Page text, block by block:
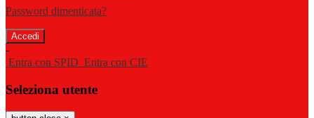
Password dimenticata?
-
Entra con SPID Entra con CIE
Seleziona utente